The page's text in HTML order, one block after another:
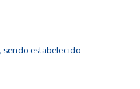
estabelecido